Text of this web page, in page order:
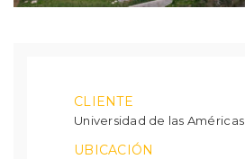
CLIENTE
Universidad de las Américas
UBICACIÓN